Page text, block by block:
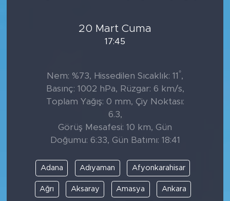
20 Mart Cuma
17:45
Nem: %73, Hissedilen Sıcaklık: 11 °,
Basınç: 1002 hPa, Rüzgar: 6 km/s,
Toplam Yağış: 0 mm, Çiy Noktası:
6.3,
Görüş Mesafesi: 10 km, Gün
Doğumu: 6:33, Gün Batımı: 18:41
Adana Adıyaman Afyonkarahisar
Ağrı Aksaray Amasya Ankara